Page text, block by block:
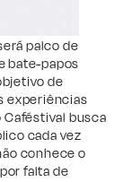
de café
palco de
bate-papos
de
experiências
busca
cada vez
conhece o
falta de